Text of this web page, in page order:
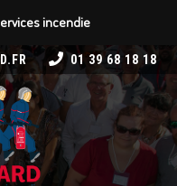
01 39 68 18 18
incendie